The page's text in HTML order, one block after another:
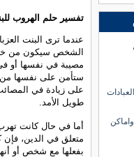
تفسير حلم الهروب
عندما ترى البنت
الشخص سيكون من
مصيبة في نفسها أو في
ستأمن على نفسها من
على زيادة في
طويل الأمد.
أما في حال كانت
متعلق في الدين،
بفعلها مع شخص أو